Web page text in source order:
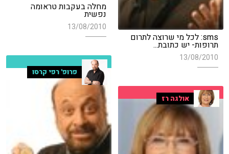
מחלה בעקבות טראומה
נפשית
13/08/2010
sms: לכל מי שרוצה לתרום
תרופות- יש כתובת...
13/08/2010
פרופ' רפי קרסו
אולגה רז